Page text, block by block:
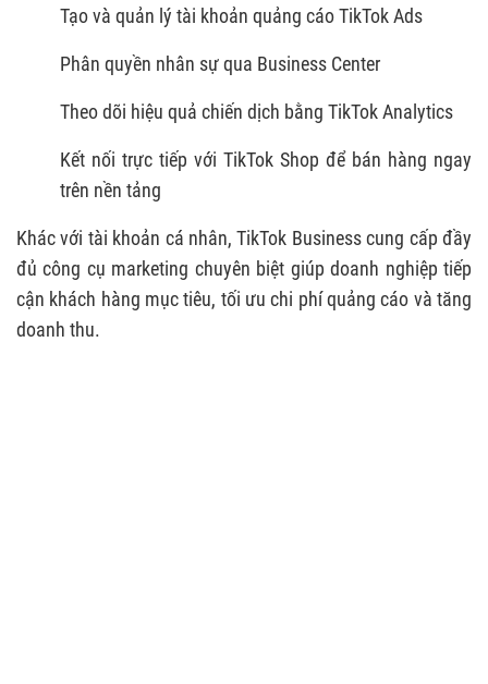
Tạo và quản lý tài khoản quảng cáo TikTok Ads
Phân quyền nhân sự qua Business Center
Theo dõi hiệu quả chiến dịch bằng TikTok Analytics
Kết nối trực tiếp với TikTok Shop để bán hàng ngay
trên nền tảng
Khác với tài khoản cá nhân, TikTok Business cung cấp đầy
đủ công cụ marketing chuyên biệt giúp doanh nghiệp tiếp
cận khách hàng mục tiêu, tối ưu chi phí quảng cáo và tăng
doanh thu.